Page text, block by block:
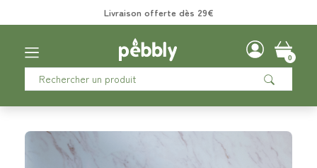
Livraison offerte dès 29€
0